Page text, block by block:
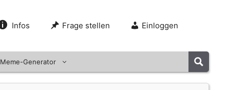
Infos Frage stellen Einloggen
Meme-Generator